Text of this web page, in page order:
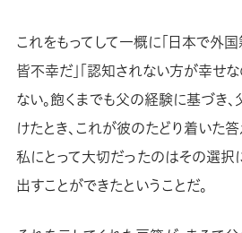
これをもってして一概に「日本で外
皆不幸だ」「認知されない方が幸せ
ない。飽くまでも父の経験に基づき
けたとき、これが彼のたどり着いた答
私にとって大切だったのはその選択
出すことができたということだ。